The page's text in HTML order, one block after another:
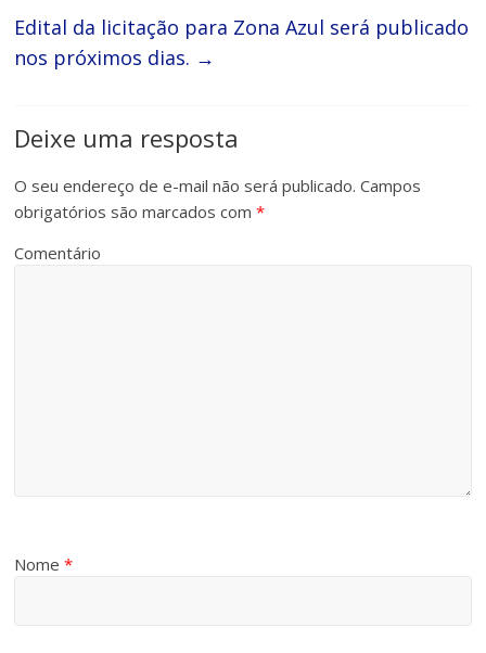
Edital da licitação para Zona Azul será publicado
nos próximos dias. →
Deixe uma resposta
O seu endereço de e-mail não será publicado. Campos
obrigatórios são marcados com*
Comentário
Nome*